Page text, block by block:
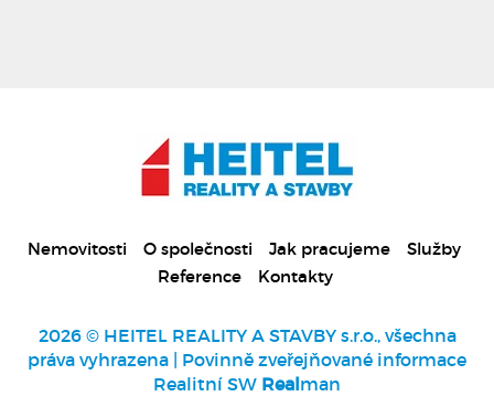
Nemovitosti O společnosti Jak pracujeme
Služby
Reference
Kontakty
2026 © HEITEL REALITY A STAVBY s.r.o., všechna
práva vyhrazena | Povinně zveřejňované informace
Realitní SW Realman